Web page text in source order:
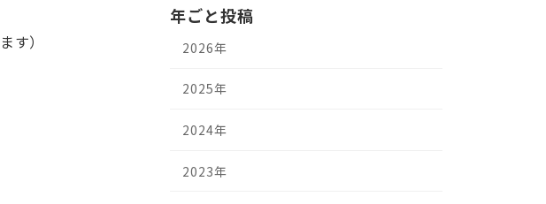
）
年ごと投稿
2026年
2025年
2024年
2023年